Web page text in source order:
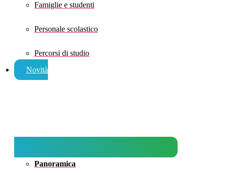
Famiglie e studenti
Personale scolastico
Percorsi di studio
Novità
Panoramica